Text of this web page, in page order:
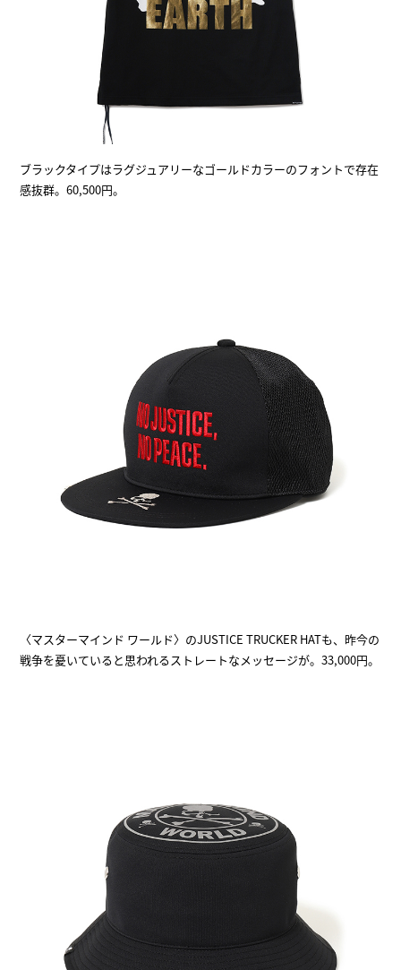
ブラックタイプはラグジュアリーなゴールドカラーのフォントで存在
感抜群。60,500円。
〈マスターマインド ワールド〉のJUSTICE TRUCKER HATも、昨今の
戦争を憂いていると思われるストレートなメッセージが。33,000円。